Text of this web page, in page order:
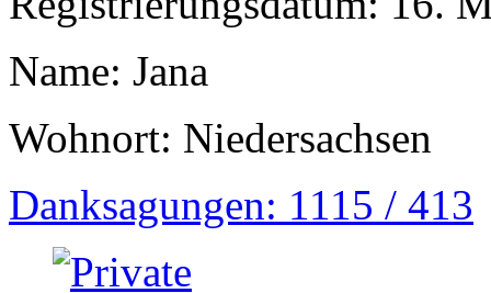
Name: Jana
Wohnort: Niedersachsen
Danksagungen: 1115 / 413